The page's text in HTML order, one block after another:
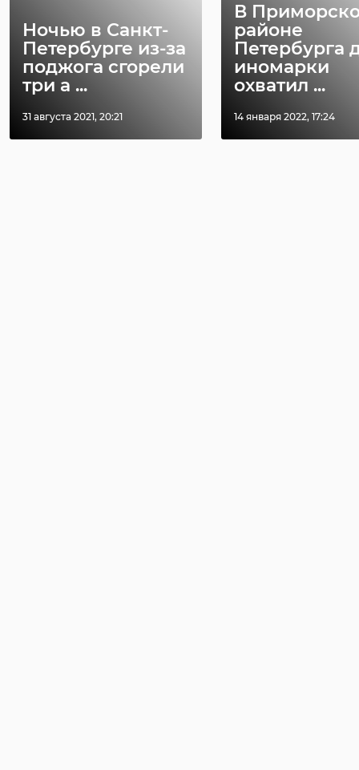
Ночью в Санкт-
Петербурге из-за
поджога сгорели
три а ...
31 августа 2021, 20:21
В
районе
Петербурга
иномарки
охватил ...
14 января 2022, 17:24